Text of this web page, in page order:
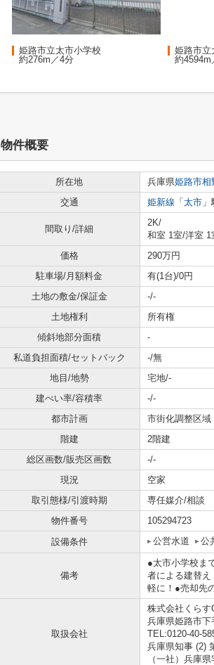
姫路市立太市小学校
約276m／4分
姫路市立
約4594m
物件概要
所在地 兵庫県姫路市相
交通
姫新線 「 太市
間取り/詳細
2K/
和室 1室/洋室 1
価格
290万円
駐車場/月額料金
有(1台)/0円
土地の敷金/保証金
-/-
土地権利
所有権
傾斜地部分面積
-
私道負担面積/セットバック
-/無
地目/地勢
宅地/-
建ぺい率/容積率
-/-
都市計画
市街化調整区域
階建
2階建
総区画数/販売区画数
-/-
現況
空家
取引態様/引渡時期
専任媒介/相談
物件番号
105294723
設備条件
公営水道 公
備考
●太市小学校ま
者による建替
軽に！●売却先
取扱会社
株式会社くらす
兵庫県姫路市
TEL:0120-40-
兵庫県知事 (2)
（一社）兵庫